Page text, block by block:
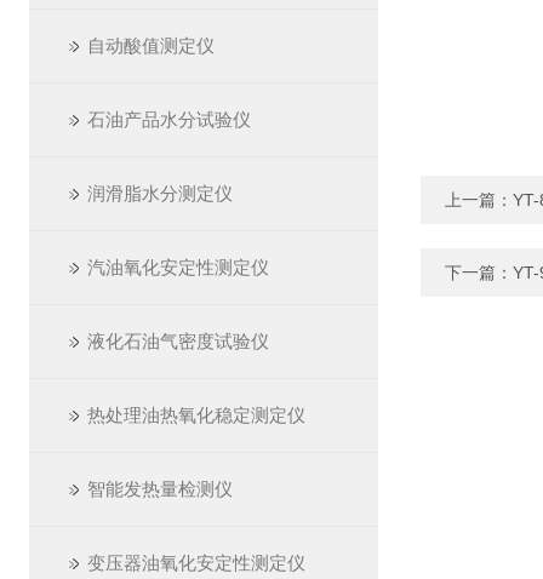
自动酸值测定仪
石油产品水分试验仪
润滑脂水分测定仪
汽油氧化安定性测定仪
液化石油气密度试验仪
热处理油热氧化稳定测定仪
智能发热量检测仪
变压器油氧化安定性测定仪
上一篇：
下一篇：